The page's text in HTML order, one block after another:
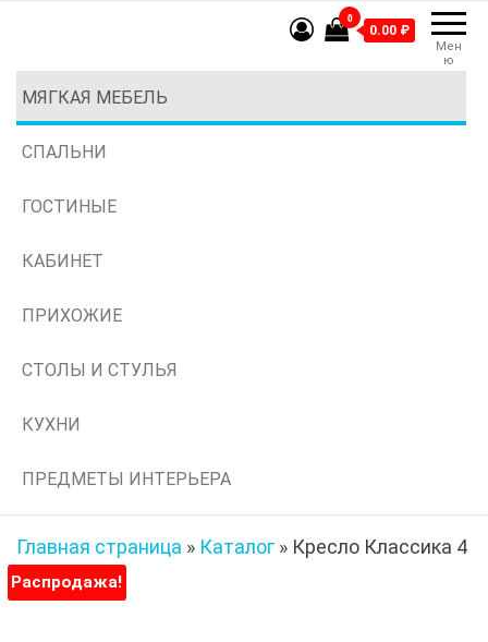
Мен
ю
0
0.00 ₽
МЯГКАЯ МЕБЕЛЬ
СПАЛЬНИ
ГОСТИНЫЕ
КАБИНЕТ
ПРИХОЖИЕ
СТОЛЫ И СТУЛЬЯ
КУХНИ
ПРЕДМЕТЫ ИНТЕРЬЕРА
Главная страница » Каталог » Кресло Классика 4
Распродажа!